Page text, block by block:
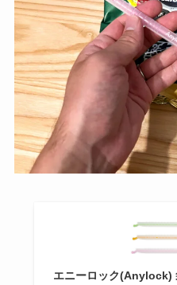
エニーロック(Anylock)